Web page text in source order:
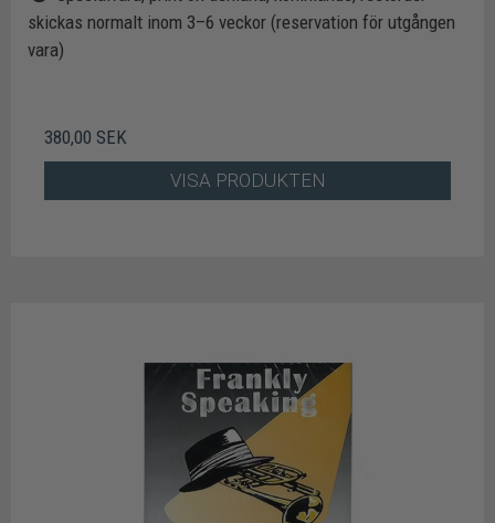
skickas normalt inom 3–6 veckor (reservation för utgången
vara)
380,00 SEK
VISA PRODUKTEN